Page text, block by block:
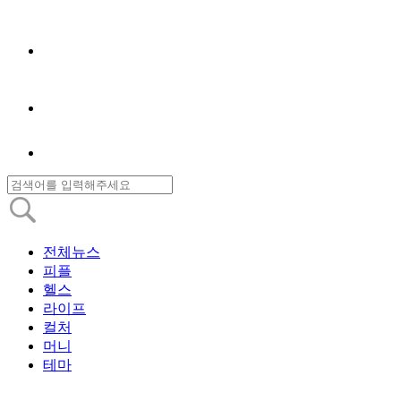
전체뉴스
피플
헬스
라이프
컬처
머니
테마